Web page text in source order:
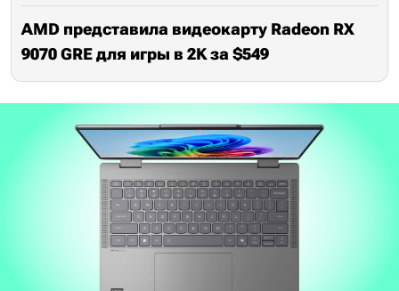
AMD представила видеокарту Radeon RX
9070 GRE для игры в 2K за $549